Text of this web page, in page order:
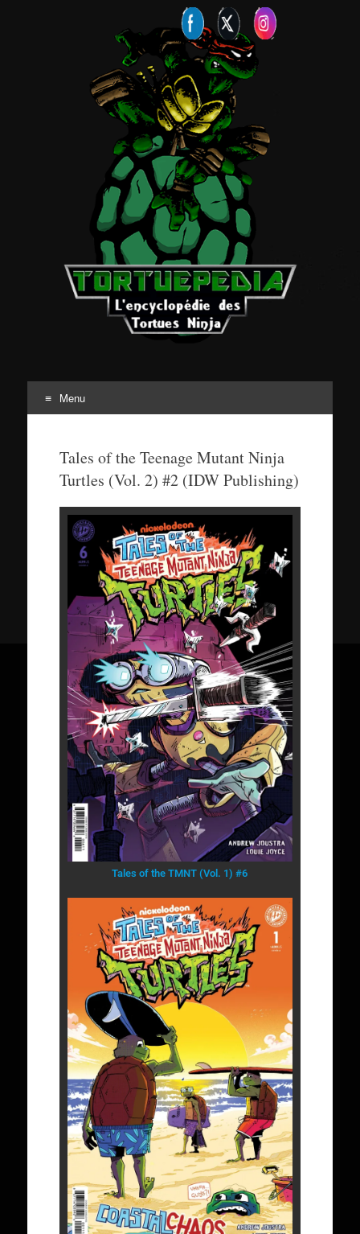
Menu
Tales of the Teenage Mutant Ninja
Turtles (Vol. 2) #2 (IDW Publishing)
Tales of the TMNT (Vol. 1) #6